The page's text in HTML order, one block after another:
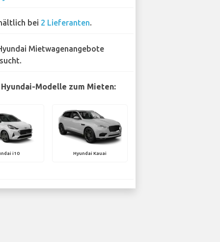
bei 2 Lieferanten.
Mietwagenangebote
Modelle zum Mieten:
i10 Hyundai Kauai